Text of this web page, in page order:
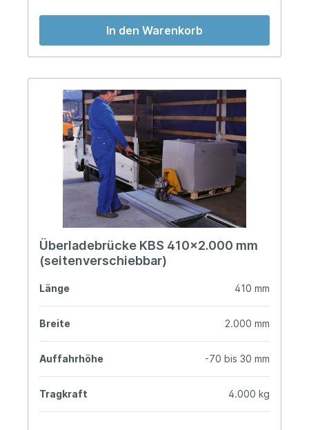
In den Warenkorb
Überladebrücke KBS 410x2.000 mm
(seitenverschiebbar)
Länge 410 mm
Breite 2.000 mm
Auffahrhöhe -70 bis 30 mm
Tragkraft 4.000 kg